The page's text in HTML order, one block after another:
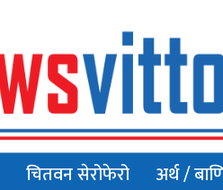
चितवन सेरोफेरो अर्थ /